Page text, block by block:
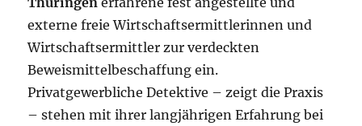
externe freie Wirtschaftsermittlerinnen und
Wirtschaftsermittler zur verdeckten
Beweismittelbeschaffung ein.
Privatgewerbliche Detektive – zeigt die Praxis
– stehen mit ihrer langjährigen Erfahrung bei